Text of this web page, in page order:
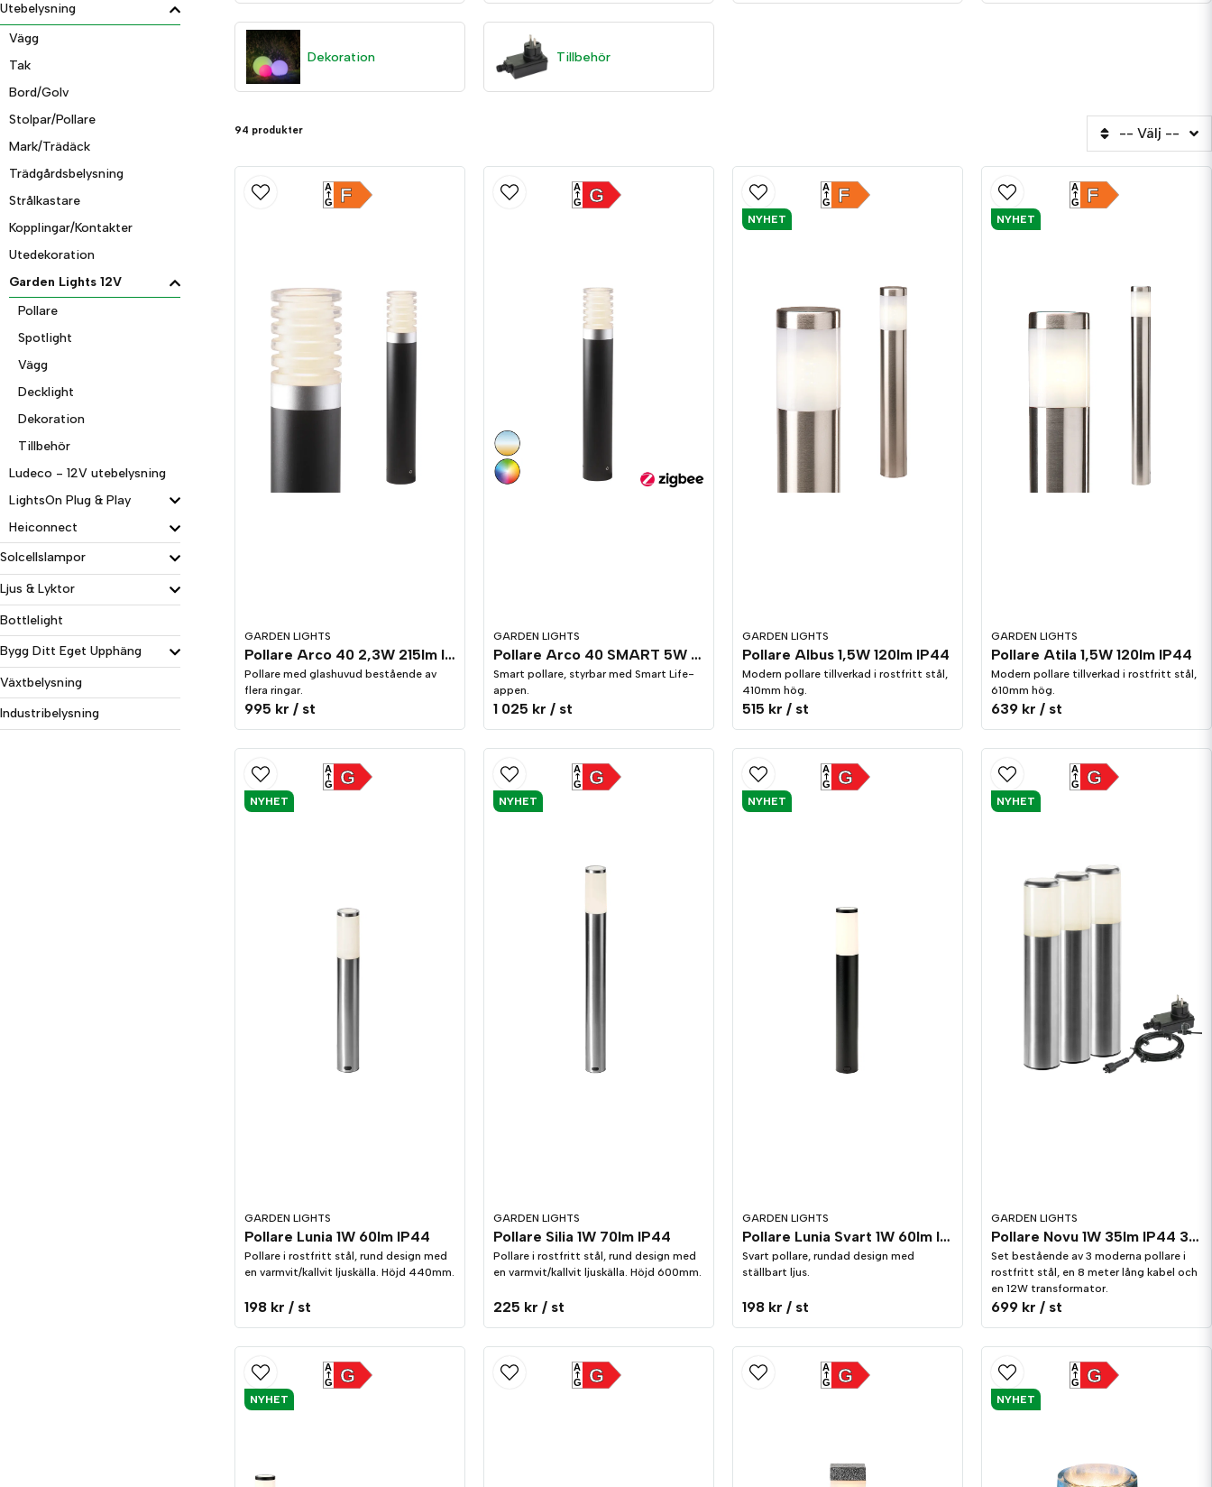
Installera din egen trädgårdsbelysning
Vår utomhusbelysning kan snabbt och enkelt anslutas av vem som helst. Placera lamporna, lägg kabeln bredvid dem och anslut transformatorn. Plug & Play!
Utebelysning
Vägg
Tak
Bord/Golv
Stolpar/Pollare
Mark/Trädäck
Trädgårdsbelysning
Strålkastare
Kopplingar/Kontakter
Utedekoration
Garden Lights 12V
Pollare
Spotlight
Vägg
Decklight
Dekoration
Tillbehör
Ludeco - 12V utebelysning
LightsOn Plug & Play
Heiconnect
Solcellslampor
Ljus & Lyktor
Bottlelight
Bygg Ditt Eget Upphäng
Växtbelysning
Industribelysning
Dekoration Tillbehör
94 produkter -- Välj --
GARDEN LIGHTS
Pollare Arco 40 2,3W 215lm IP44
Pollare med glashuvud bestående av
flera ringar.
995 kr / st
F
A
G
GARDEN LIGHTS
Pollare Arco 40 SMART 5W 94lm IP44
Smart pollare, styrbar med Smart Life-
appen.
1 025 kr / st
G
A
G
GARDEN LIGHTS
Pollare Albus 1,5W 120lm IP44
Modern pollare tillverkad i rostfritt stål,
410mm hög.
515 kr / st
F
A
G
NYHET
GARDEN LIGHTS
Pollare Atila 1,5W 120lm IP44
Modern pollare tillverkad i rostfritt stål,
610mm hög.
639 kr / st
F
A
G
NYHET
GARDEN LIGHTS
Pollare Lunia 1W 60lm IP44
Pollare i rostfritt stål, rund design med
en varmvit/kallvit ljuskälla. Höjd 440mm.
198 kr / st
G
A
G
NYHET
GARDEN LIGHTS
Pollare Silia 1W 70lm IP44
Pollare i rostfritt stål, rund design med
en varmvit/kallvit ljuskälla. Höjd 600mm.
225 kr / st
G
A
G
NYHET
GARDEN LIGHTS
Pollare Lunia Svart 1W 60lm IP44
Svart pollare, rundad design med
ställbart ljus.
198 kr / st
G
A
G
NYHET
GARDEN LIGHTS
Pollare Novu 1W 35lm IP44 3-pack
Set bestående av 3 moderna pollare i
rostfritt stål, en 8 meter lång kabel och
en 12W transformator.
699 kr / st
G
A
G
NYHET
G
A
G
NYHET
G
A
G G
A
G G
A
G
NYHET